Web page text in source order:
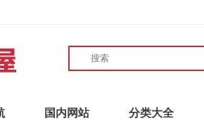
国内网站 分类大全